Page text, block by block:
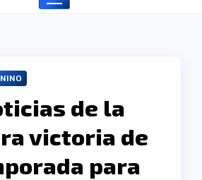
de la
victoria de
para